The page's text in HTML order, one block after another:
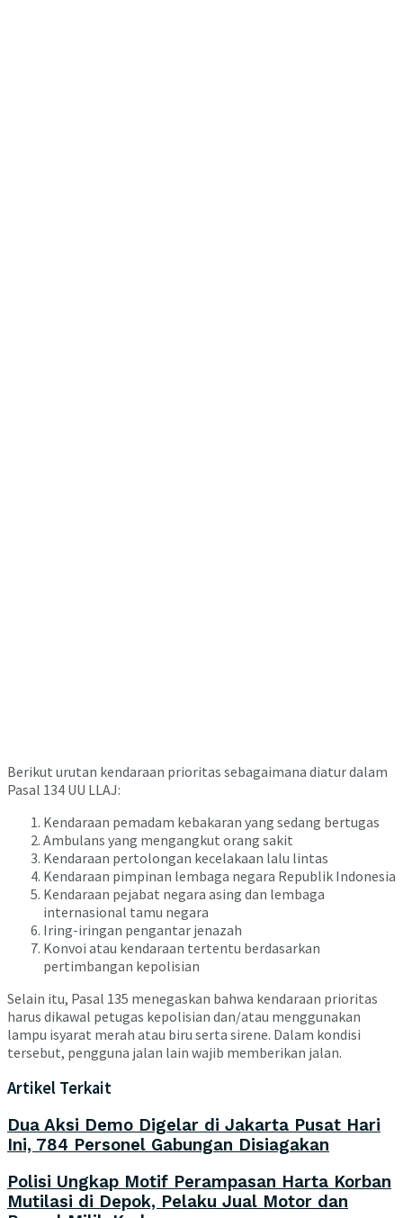
Berikut urutan kendaraan prioritas sebagaimana diatur dalam
Pasal 134 UU LLAJ:
Kendaraan pemadam kebakaran yang sedang bertugas
Ambulans yang mengangkut orang sakit
Kendaraan pertolongan kecelakaan lalu lintas
Kendaraan pimpinan lembaga negara Republik Indonesia
Kendaraan pejabat negara asing dan lembaga
internasional tamu negara
Iring-iringan pengantar jenazah
Konvoi atau kendaraan tertentu berdasarkan
pertimbangan kepolisian
Selain itu, Pasal 135 menegaskan bahwa kendaraan prioritas
harus dikawal petugas kepolisian dan/atau menggunakan
lampu isyarat merah atau biru serta sirene. Dalam kondisi
tersebut, pengguna jalan lain wajib memberikan jalan.
Artikel Terkait
Dua Aksi Demo Digelar di Jakarta Pusat Hari
Ini, 784 Personel Gabungan Disiagakan
Polisi Ungkap Motif Perampasan Harta Korban
Mutilasi di Depok, Pelaku Jual Motor dan